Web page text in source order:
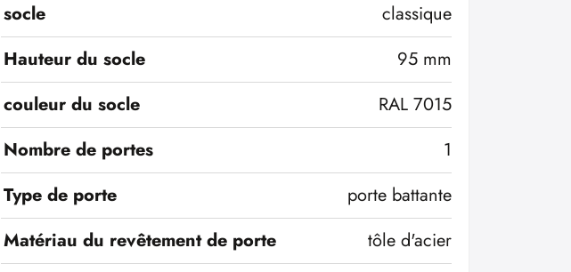
socle
classique
Hauteur du socle
95 mm
couleur du socle
RAL 7015
Nombre de portes
1
Type de porte
porte battante
Matériau du revêtement de porte
tôle d'acier